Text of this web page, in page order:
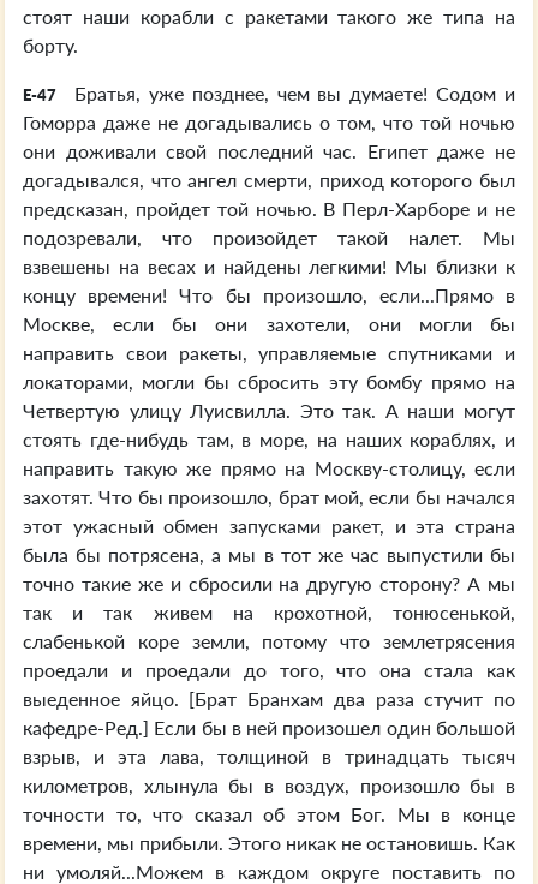
стоят наши корабли с ракетами такого же типа на
борту.
E-47
Братья, уже позднее, чем вы думаете! Содом и
Гоморра даже не догадывались о том, что той ночью
они доживали свой последний час. Египет даже не
догадывался, что ангел смерти, приход которого был
предсказан, пройдет той ночью. В Перл-Харборе и не
подозревали, что произойдет такой налет. Мы
взвешены на весах и найдены легкими! Мы близки к
концу времени! Что бы произошло, если...Прямо в
Москве, если бы они захотели, они могли бы
направить свои ракеты, управляемые спутниками и
локаторами, могли бы сбросить эту бомбу прямо на
Четвертую улицу Луисвилла. Это так. А наши могут
стоять где-нибудь там, в море, на наших кораблях, и
направить такую же прямо на Москву-столицу, если
захотят. Что бы произошло, брат мой, если бы начался
этот ужасный обмен запусками ракет, и эта страна
была бы потрясена, а мы в тот же час выпустили бы
точно такие же и сбросили на другую сторону? А мы
так и так живем на крохотной, тонюсенькой,
слабенькой коре земли, потому что землетрясения
проедали и проедали до того, что она стала как
выеденное яйцо. [Брат Бранхам два раза стучит по
кафедре-Ред.] Если бы в ней произошел один большой
взрыв, и эта лава, толщиной в тринадцать тысяч
километров, хлынула бы в воздух, произошло бы в
точности то, что сказал об этом Бог. Мы в конце
времени, мы прибыли. Этого никак не остановишь. Как
ни умоляй...Можем в каждом округе поставить по